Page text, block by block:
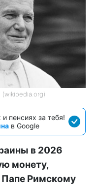
пенсиях за тебя!
в Google
в 2026
монету,
Римскому